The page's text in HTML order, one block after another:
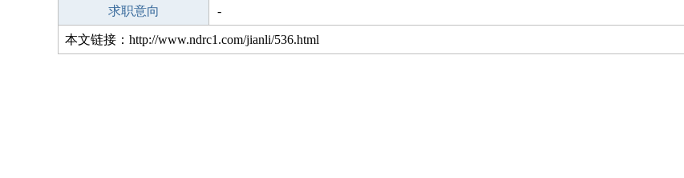
求职意向 -
本文链接：http://www.ndrc1.com/jianli/536.html